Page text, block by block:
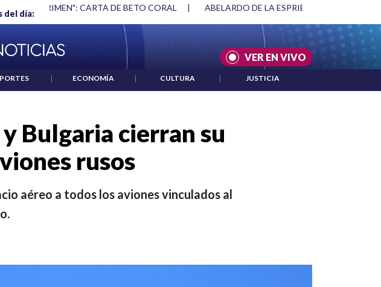
del día:
ABELARDO DE LA ESPRIELLA Y DMG | ACUERDOS ENTRE ESTADOS UNIDOS E
VER EN VIVO
| ECONOMÍA | CULTURA | JUSTICIA
Bulgaria cierran su
rusos
aéreo a todos los aviones vinculados al